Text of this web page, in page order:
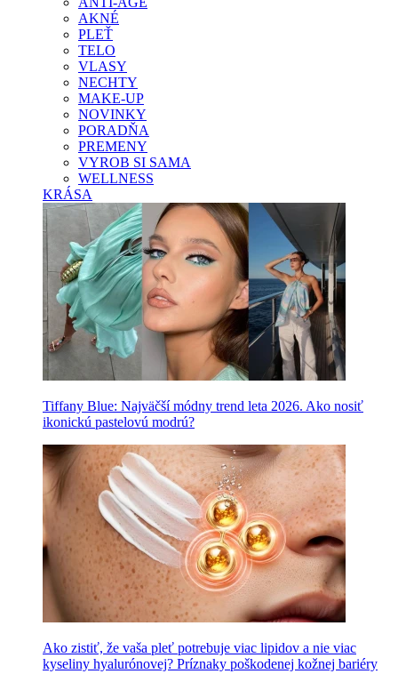
AKNÉ
PLEŤ
TELO
VLASY
NECHTY
MAKE-UP
NOVINKY
PORADŇA
PREMENY
VYROB SI SAMA
WELLNESS
KRÁSA
Tiffany Blue: Najväčší módny trend leta 2026. Ako nosiť
ikonickú pastelovú modrú?
Ako zistiť, že vaša pleť potrebuje viac lipidov a nie viac
kyseliny hyalurónovej? Príznaky poškodenej kožnej bariéry